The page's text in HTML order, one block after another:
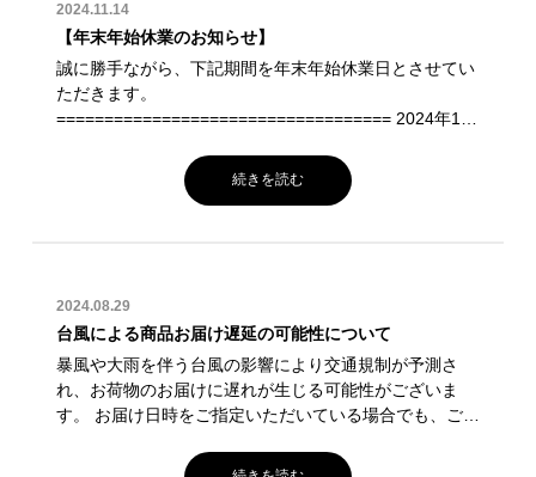
2024.11.14
【年末年始休業のお知らせ】
誠に勝手ながら、下記期間を年末年始休業日とさせてい
ただきます。
=================================== 2024年12
=================================== この期間に
いただいたお問い合わせは、2025年1月6日(月)以降にご
続きを読む
2024.08.29
台風による商品お届け遅延の可能性について
暴風や大雨を伴う台風の影響により交通規制が予測さ
れ、お荷物のお届けに遅れが生じる可能性がございま
す。 お届け日時をご指定いただいている場合でも、ご希
は大変ご迷惑をお掛けいたしますが、 何卒ご了承いただ